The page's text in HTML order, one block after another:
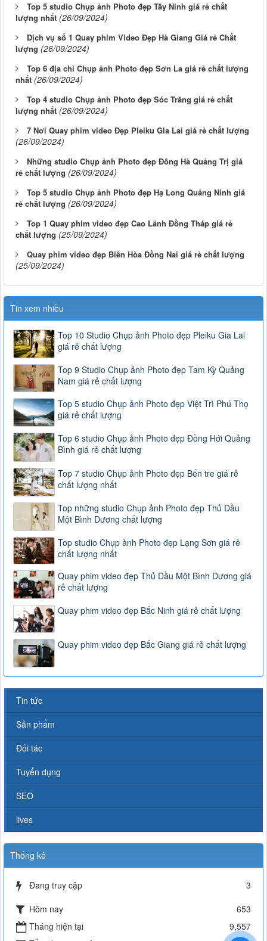
Top 5 studio Chụp ảnh Photo đẹp Tây Ninh giá rẻ chất
lượng nhất (26/09/2024)
Dịch vụ số 1 Quay phim Video Đẹp Hà Giang Giá rẻ Chất
lượng (26/09/2024)
Top 6 địa chỉ Chụp ảnh Photo đẹp Sơn La giá rẻ chất lượng
nhất (26/09/2024)
Top 4 studio Chụp ảnh Photo đẹp Sóc Trăng giá rẻ chất
lượng nhất (26/09/2024)
7 Nơi Quay phim video Đẹp Pleiku Gia Lai giá rẻ chất lượng
(26/09/2024)
Những studio Chụp ảnh Photo đẹp Đông Hà Quảng Trị giá
rẻ chất lượng (26/09/2024)
Top 5 studio Chụp ảnh Photo đẹp Hạ Long Quảng Ninh giá
rẻ chất lượng (26/09/2024)
Top 1 Quay phim video đẹp Cao Lãnh Đồng Tháp giá rẻ
chất lượng (25/09/2024)
Quay phim video đẹp Biên Hòa Đồng Nai giá rẻ chất lượng
(25/09/2024)
Tin xem nhiều
Top 10 Studio Chụp ảnh Photo đẹp Pleiku Gia Lai
giá rẻ chất lượng
Top 9 Studio Chụp ảnh Photo đẹp Tam Kỳ Quảng
Nam giá rẻ chất lượng
Top 5 studio Chụp ảnh Photo đẹp Việt Trì Phú Thọ
giá rẻ chất lượng
Top 6 studio Chụp ảnh Photo đẹp Đồng Hới Quảng
Bình giá rẻ chất lượng
Top 7 studio Chụp ảnh Photo đẹp Bến tre giá rẻ
chất lượng nhất
Top những studio Chụp ảnh Photo đẹp Thủ Dầu
Một Bình Dương chất lượng
Top studio Chụp ảnh Photo đẹp Lạng Sơn giá rẻ
chất lượng nhất
Quay phim video đẹp Thủ Dầu Một Bình Dương giá
rẻ chất lượng
Quay phim video đẹp Bắc Ninh giá rẻ chất lượng
Quay phim video đẹp Bắc Giang giá rẻ chất lượng
Tin tức
Sản phẩm
Đối tác
Tuyển dụng
SEO
lives
Thống kê
Đang truy cập
3
Hôm nay
653
Tháng hiện tại
9,557